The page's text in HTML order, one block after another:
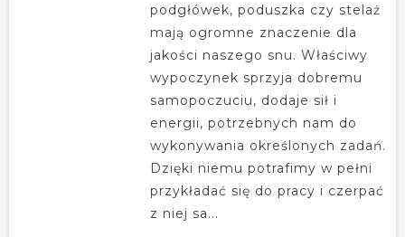
podgłówek, poduszka czy stelaż
mają ogromne znaczenie dla
jakości naszego snu. Właściwy
wypoczynek sprzyja dobremu
samopoczuciu, dodaje sił i
energii, potrzebnych nam do
wykonywania określonych zadań.
Dzięki niemu potrafimy w pełni
przykładać się do pracy i czerpać
z niej sa...